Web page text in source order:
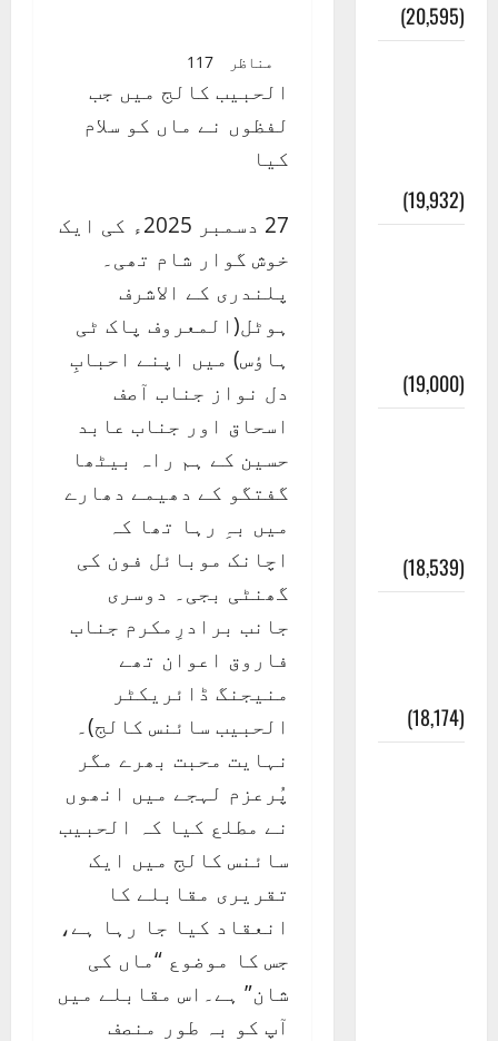
مناظر 117
الحبیب کالج میں جب
لفظوں نے ماں کو سلام
کیا
27 دسمبر 2025ء کی ایک
خوش گوار شام تھی۔
پلندری کے الاشرف
ہوٹل(المعروف پاک ٹی
ہاؤس) میں اپنے احبابِ
دل نواز جناب آصف
اسحاق اور جناب عابد
حسین کے ہم راہ بیٹھا
گفتگو کے دھیمے دھارے
میں بہِ رہا تھا کہ
اچانک موبائل فون کی
گھنٹی بجی۔ دوسری
جانب برادرِمکرم جناب
فاروق اعوان تھے
منیجنگ ڈائریکٹر
الحبیب سائنس کالج)۔
نہایت محبت بھرے مگر
پُرعزم لہجے میں انھوں
نے مطلع کیا کہ الحبیب
سائنس کالج میں ایک
تقریری مقابلے کا
انعقاد کیا جا رہا ہے،
جس کا موضوع “ماں کی
شان” ہے۔اس مقابلے میں
آپ کو بہ طور منصف
(20,595)
(19,932)
(19,000)
(18,539)
(18,174)